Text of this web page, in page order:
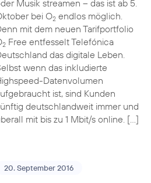
Musik streamen – das ist ab 5.
bei O2endlos möglich.
mit dem neuen Tarifportfolio
2Free entfesselt Telefónica
das digitale Leben.
wenn das inkludierte
Datenvolumen
ist, sind Kunden
deutschlandweit immer und
mit bis zu 1 Mbit/s online. […]
20. September 2016